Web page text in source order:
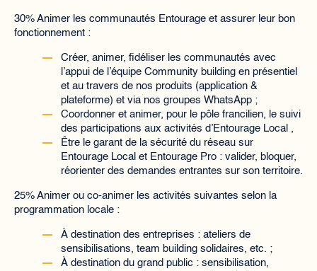
30% Animer les communautés Entourage et assurer leur bon
fonctionnement :
Créer, animer, fidéliser les communautés avec
l’appui de l’équipe Community building en présentiel
et au travers de nos produits (application &
plateforme) et via nos groupes WhatsApp ;
Coordonner et animer, pour le pôle francilien, le suivi
des participations aux activités d’Entourage Local ,
Être le garant de la sécurité du réseau sur
Entourage Local et Entourage Pro : valider, bloquer,
réorienter des demandes entrantes sur son territoire.
25% Animer ou co-animer les activités suivantes selon la
programmation locale :
À destination des entreprises : ateliers de
sensibilisations, team building solidaires, etc. ;
À destination du grand public : sensibilisation,